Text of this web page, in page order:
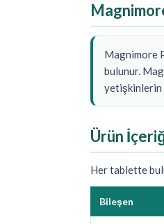
Magnimore
bulunur.
yetişkinlerin
Ürün
Her tablette
Bileşen